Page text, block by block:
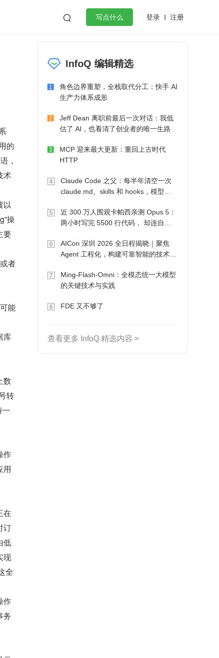
 写点什么 登录 注册
微服务架构 flutter
的
，
术
以
操
要
者
能
库
数
转
一
作
用
在
订
低
现
全
作
务
InfoQ 编辑精选
1
角色边界重塑，全栈取代分工：快手 AI
生产力体系成形
2
Jeff Dean 离职前最后一次对话：我低
估了 AI，也看清了创业者的唯一生路
3
MCP 迎来最大更新：重回上古时代
HTTP
4
Claude Code 之父：每半年清空一次
claude.md、skills 和 hooks，模型自
5
近 300 万人围观卡帕西亲测 Opus 5：
两小时写完 5500 行代码， 却连自己
6
AICon 深圳 2026 全日程揭晓｜聚焦
Agent 工程化，构建可靠智能的技术路
7
Ming-Flash-Omni：全模态统一大模型
的关键技术与实践
8 FDE 又不够了
查看更多 InfoQ 精选内容 >